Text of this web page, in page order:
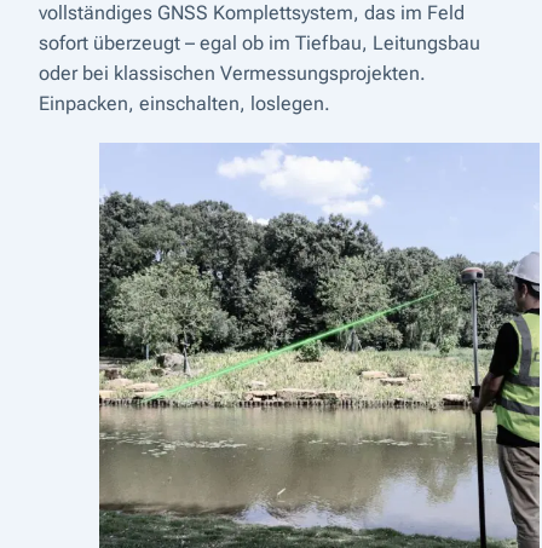
vollständiges GNSS Komplettsystem, das im Feld
sofort überzeugt – egal ob im Tiefbau, Leitungsbau
oder bei klassischen Vermessungsprojekten.
Einpacken, einschalten, loslegen.